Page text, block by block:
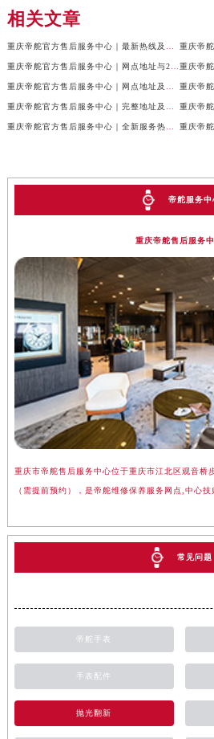
相关文章
帝舵服务中
重庆帝舵售后服务
重庆市帝舵售后服务中心位于重庆市江北区观音桥
（需提前预约），是帝舵维修保养服务网点,中心
常见问题
帝舵手表
手表配件
抛光翻新